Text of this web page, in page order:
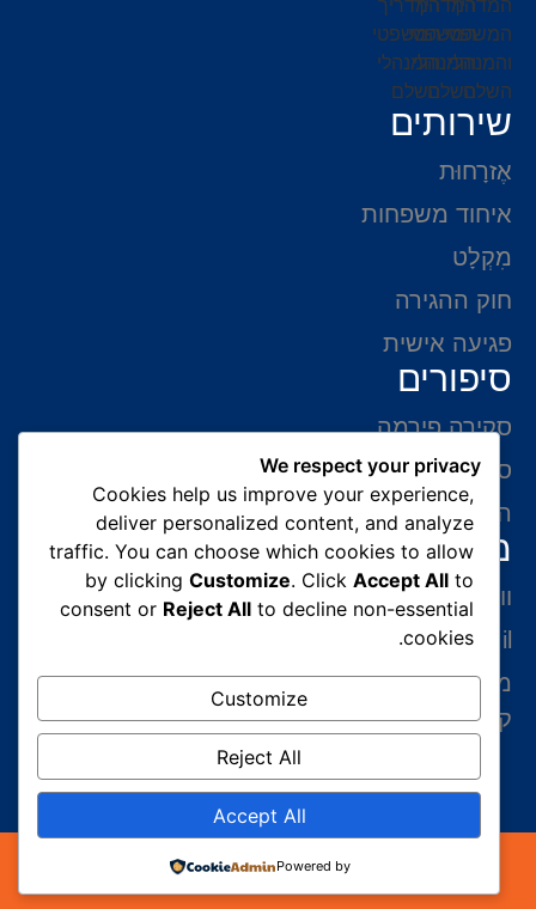
שירותים
אֶזרָחוּת
איחוד משפחות
מִקְלָט
חוק ההגירה
פגיעה אישית
סיפורים
סקירה פירמה
סיפורי הצלחה
המלצות של לקוחות
מידע ליצירת קשר
ווצאפ 054-765-0002
gabriel@benatovlaw.co.il
מצדה 9 בני ברק קומה 35 מגדל ב.ס.ר 3 (מול
קניון איילון ליד הרכבת הקלה בן גוריון)
כל הזכויות שמורות 2026© עורך דין הגירה | עורך דין
We respect your privacy
Cookies help us improve your experience,
deliver personalized content, and analyze
traffic. You can choose which cookies to allow
by clickingCustomize. ClickAccept All to
consent or Reject All to decline non-essential
cookies.
Customize
Reject All
Accept All
Powered by